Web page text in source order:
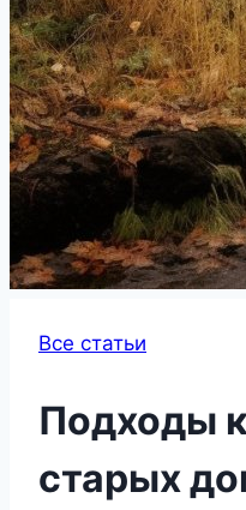
Все статьи
Подходы
старых